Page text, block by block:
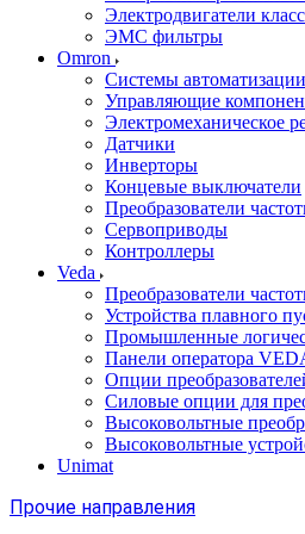
Электродвигатели
ЭМС фильтры
Omron
Системы автоматизации
Управляющие
Электромеханическое
Датчики
Инверторы
Концевые выключатели
Преобразователи
Сервоприводы
Контроллеры
Veda
Преобразователи
Устройства плавного
Промышленные
Панели оператора
Опции
Силовые опции для
Высоковольтные
Высоковольтные
Unimat
Прочие направления